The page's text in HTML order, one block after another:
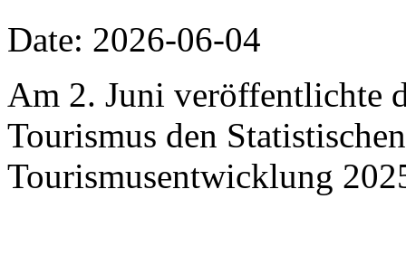
Date: 2026-06-04
Am 2. Juni veröffentlichte
Tourismus den
Tourismusentwicklung